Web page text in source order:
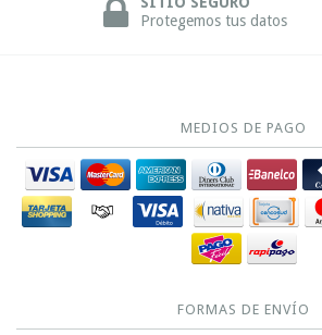
Protegemos tus datos
MEDIOS DE PAGO
FORMAS DE ENVÍO